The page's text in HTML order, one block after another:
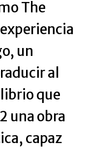
The
un
al
que
una obra
capaz